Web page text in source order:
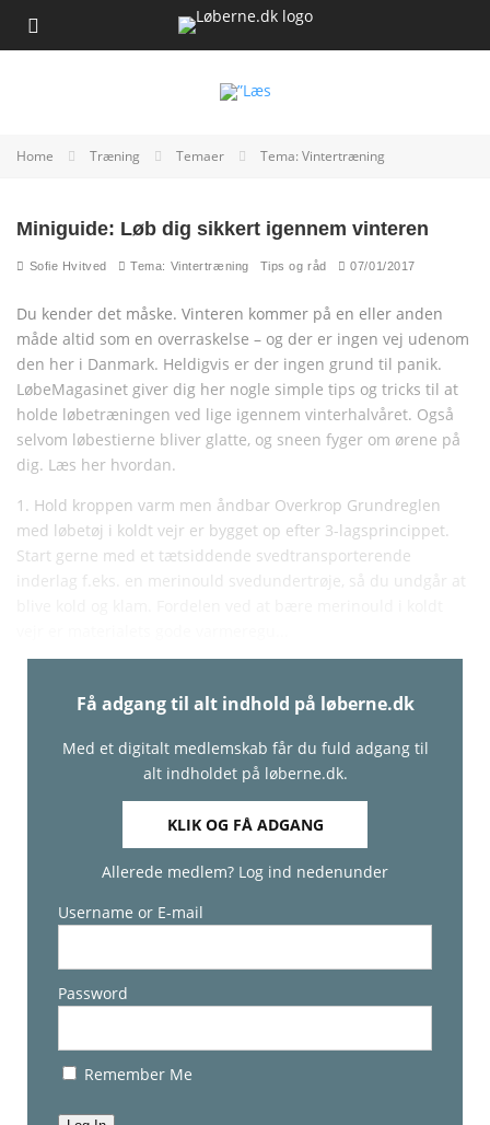
Home Træning Temaer Tema: Vintertræning
Miniguide: Løb dig sikkert igennem vinteren
Sofie Hvitved Tema: Vintertræning Tips og råd 07/01/2017
Du kender det måske. Vinteren kommer på en eller anden
måde altid som en overraskelse – og der er ingen vej udenom
den her i Danmark. Heldigvis er der ingen grund til panik.
LøbeMagasinet giver dig her nogle simple tips og tricks til at
holde løbetræningen ved lige igennem vinterhalvåret. Også
selvom løbestierne bliver glatte, og sneen fyger om ørene på
dig. Læs her hvordan.
1. Hold kroppen varm men åndbar Overkrop Grundreglen
med løbetøj i koldt vejr er bygget op efter 3-lagsprincippet.
Start gerne med et tætsiddende svedtransporterende
inderlag f.eks. en merinould svedundertrøje, så du undgår at
Få adgang til alt indhold på løberne.dk
Med et digitalt medlemskab får du fuld adgang til
alt indholdet på løberne.dk.
KLIK OG FÅ ADGANG
Allerede medlem? Log ind nedenunder
Username or E-mail
Password
Remember Me